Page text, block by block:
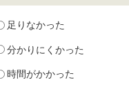
足りなかった
分かりにくかった
時間がかかった